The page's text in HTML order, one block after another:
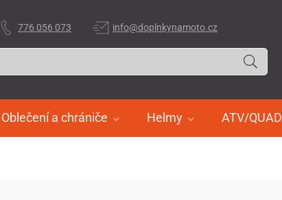
Oblečení a chrániče Helmy ATV/QUAD
776 056 073 info@doplnkynamoto.cz